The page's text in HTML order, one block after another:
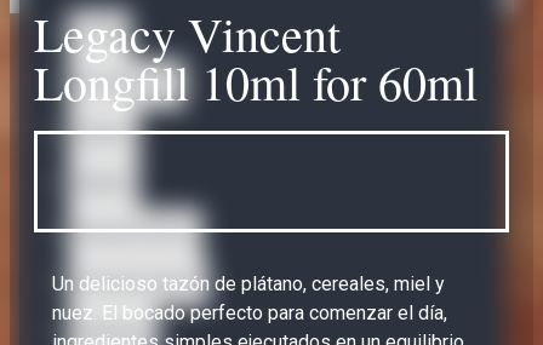
Todo
Accessories
Bases
Nicotine Shots
Omerta Liquids
Abstract
Legacy Vincent
Longfill 10ml for 60ml
Un delicioso tazón de plátano, cereales, miel y
nuez. El bocado perfecto para comenzar el día,